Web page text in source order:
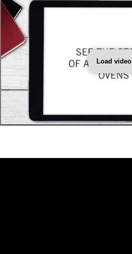
Load video